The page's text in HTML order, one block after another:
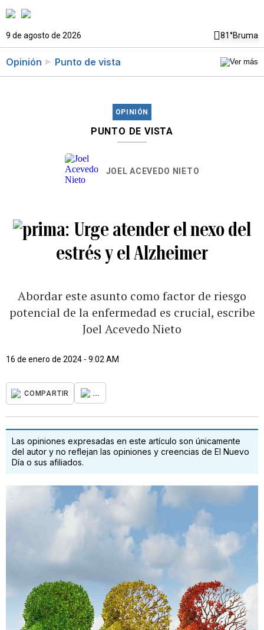
9 de agosto de 2026 81°Bruma
Opinión Punto de vista
OPINIÓN
PUNTO DE VISTA
JOEL ACEVEDO NIETO
Urge atender el nexo del
estrés y el Alzheimer
Abordar este asunto como factor de riesgo
potencial de la enfermedad es crucial, escribe
Joel Acevedo Nieto
16 de enero de 2024 - 9:02 AM
COMPARTIR ...
Las opiniones expresadas en este artículo son únicamente
del autor y no reflejan las opiniones y creencias de El Nuevo
Día o sus afiliados.